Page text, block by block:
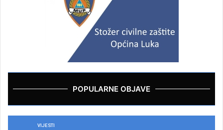
POPULARNE OBJAVE
VIJESTI